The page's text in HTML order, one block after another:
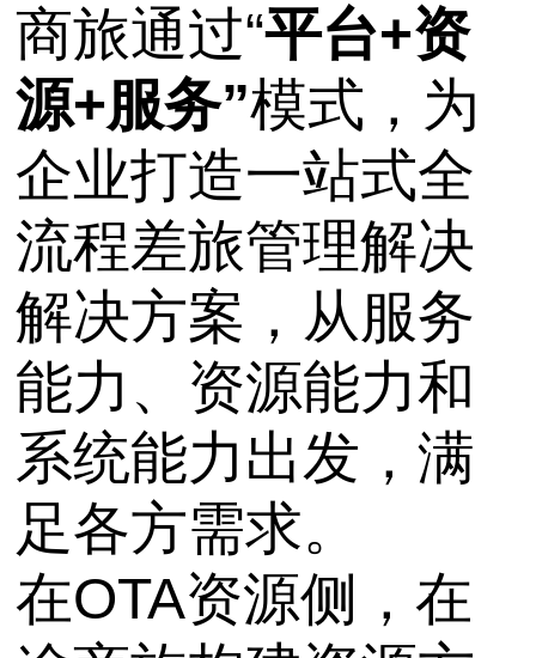
商旅通过“平台+资
源+服务”模式， 为
企业打造一站式全
流程差旅管理解决
解决方案，从服务
能力、资源能力和
系统能力出发，满
足各方需求。
在OTA资源侧，在